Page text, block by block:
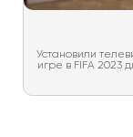
Установили
игре в FIFA 2023